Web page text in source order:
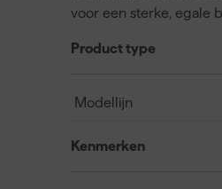
voor een sterke, egale
Product type
Modellijn
Kenmerken